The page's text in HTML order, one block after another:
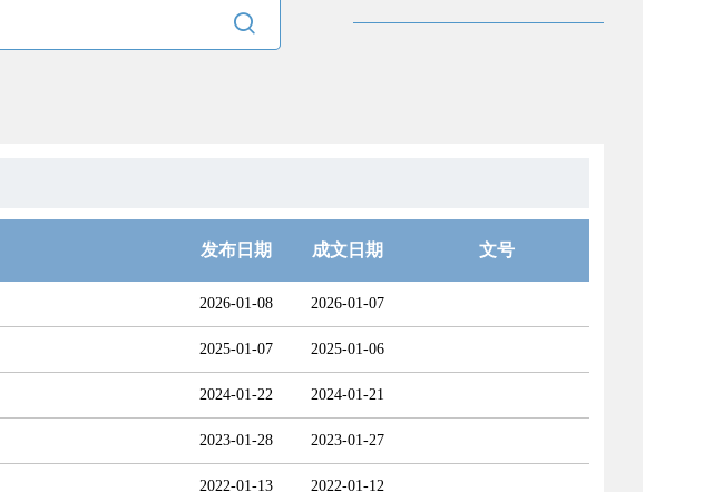

发布日期 成文日期 文号
2026-01-08 2026-01-07
2025-01-07 2025-01-06
2024-01-22 2024-01-21
2023-01-28 2023-01-27
2022-01-13 2022-01-12